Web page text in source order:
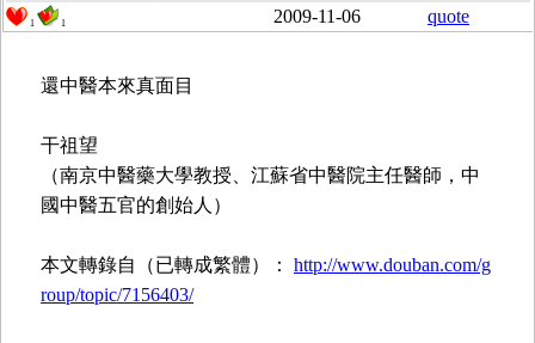
1 1 2009-11-06 quote
還中醫本來真面目
干祖望
（南京中醫藥大學教授、江蘇省中醫院主任醫師，中
國中醫五官的創始人）
本文轉錄自（已轉成繁體）： http://www.douban.com/g
roup/topic/7156403/